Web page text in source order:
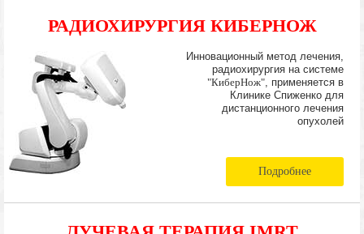
РАДИОХИРУРГИЯ КИБЕРНОЖ
Инновационный метод лечения,
радиохирургия на системе
"КиберНож", применяется в
Клинике Спиженко для
дистанционного лечения
опухолей
Подробнее